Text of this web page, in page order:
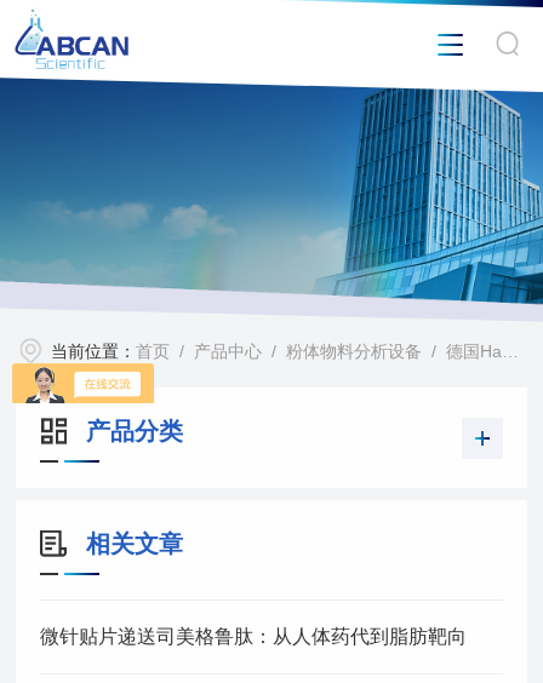
当前位置：首页 / 产品中心 / 粉体物料分析设备 /德国Haver烟叶筛网
产品分类
相关文章
微针贴片递送司美格鲁肽：从人体药代到脂肪靶向